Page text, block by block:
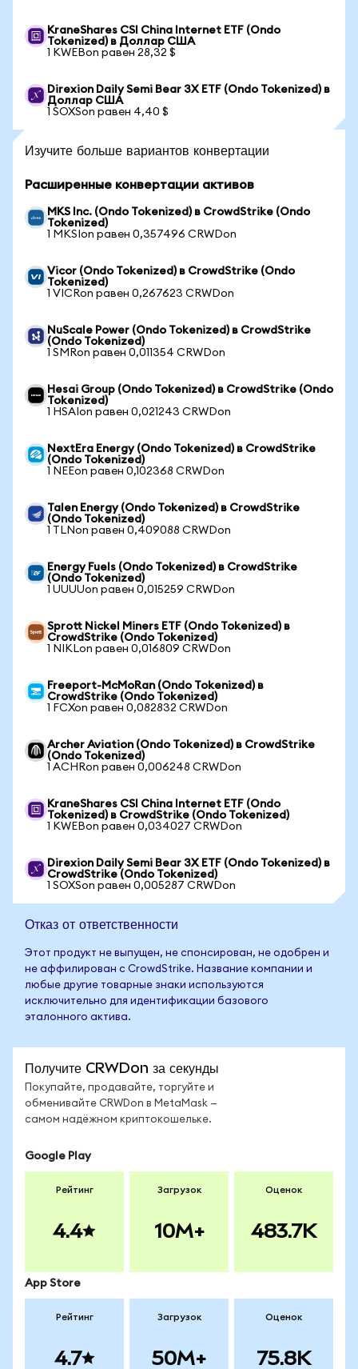
KraneShares CSI China Internet ETF (Ondo
Tokenized) в Доллар США
1 KWEBon равен 28,32 $
Direxion Daily Semi Bear 3X ETF (Ondo Tokenized) в
Доллар США
1 SOXSon равен 4,40 $
Изучите больше вариантов конвертации
Расширенные конвертации активов
MKS Inc. (Ondo Tokenized) в CrowdStrike (Ondo
Tokenized)
1 MKSIon равен 0,357496 CRWDon
Vicor (Ondo Tokenized) в CrowdStrike (Ondo
Tokenized)
1 VICRon равен 0,267623 CRWDon
NuScale Power (Ondo Tokenized) в CrowdStrike
(Ondo Tokenized)
1 SMRon равен 0,011354 CRWDon
Hesai Group (Ondo Tokenized) в CrowdStrike (Ondo
Tokenized)
1 HSAIon равен 0,021243 CRWDon
NextEra Energy (Ondo Tokenized) в CrowdStrike
(Ondo Tokenized)
1 NEEon равен 0,102368 CRWDon
Talen Energy (Ondo Tokenized) в CrowdStrike
(Ondo Tokenized)
1 TLNon равен 0,409088 CRWDon
Energy Fuels (Ondo Tokenized) в CrowdStrike
(Ondo Tokenized)
1 UUUUon равен 0,015259 CRWDon
Sprott Nickel Miners ETF (Ondo Tokenized) в
CrowdStrike (Ondo Tokenized)
1 NIKLon равен 0,016809 CRWDon
Freeport-McMoRan (Ondo Tokenized) в
CrowdStrike (Ondo Tokenized)
1 FCXon равен 0,082832 CRWDon
Archer Aviation (Ondo Tokenized) в CrowdStrike
(Ondo Tokenized)
1 ACHRon равен 0,006248 CRWDon
KraneShares CSI China Internet ETF (Ondo
Tokenized) в CrowdStrike (Ondo Tokenized)
1 KWEBon равен 0,034027 CRWDon
Direxion Daily Semi Bear 3X ETF (Ondo Tokenized) в
CrowdStrike (Ondo Tokenized)
1 SOXSon равен 0,005287 CRWDon
Отказ от ответственности
Этот продукт не выпущен, не спонсирован, не одобрен и
не аффилирован с CrowdStrike. Название компании и
любые другие товарные знаки используются
исключительно для идентификации базового
эталонного актива.
Получите CRWDon за секунды
Покупайте, продавайте, торгуйте и
обменивайте CRWDon в MetaMask —
самом надёжном криптокошельке.
Google Play
Рейтинг
4.4
Загрузок
10M+
Оценок
483.7K
App Store
Рейтинг
4.7
Загрузок
50M+
Оценок
75.8K